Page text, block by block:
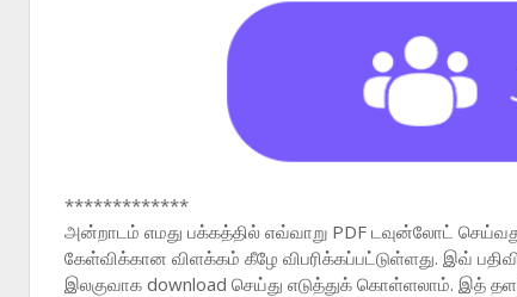
*************
அன்றாடம் எமது பக்கத்தில் எவ்வாறு PDF டவுன்லோட்
கேள்விக்கான விளக்கம் கீழே விபரிக்கப்பட்டுள்ளது. இவ்
இலகுவாக download செய்து எடுத்துக் கொள்ளலாம். இத்